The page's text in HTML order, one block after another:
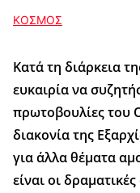
ΚΟΣΜΟΣ
Κατά τη διάρκεια
ευκαιρία να
πρωτοβουλίες του
διακονία της
για άλλα θέματα
είναι οι